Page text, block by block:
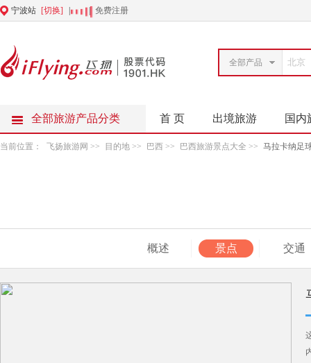
宁波站 [切换] | 免费注册
全部产品
全部旅游产品分类 首 页 出境旅游 国内
当前位置： 飞扬旅游网 >> 目的地 >> 巴西 >> 巴西旅游景点大全 >> 马拉卡纳足
概述 景点 交通